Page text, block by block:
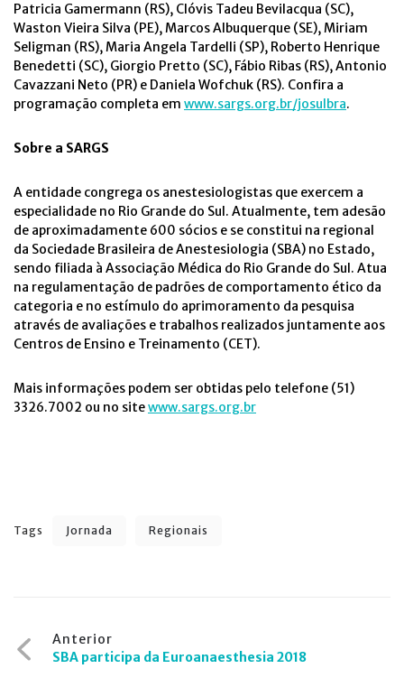
Patricia Gamermann (RS), Clóvis Tadeu Bevilacqua (SC),
Waston Vieira Silva (PE), Marcos Albuquerque (SE), Miriam
Seligman (RS), Maria Angela Tardelli (SP), Roberto Henrique
Benedetti (SC), Giorgio Pretto (SC), Fábio Ribas (RS), Antonio
Cavazzani Neto (PR) e Daniela Wofchuk (RS). Confira a
programação completa em www.sargs.org.br/josulbra.
Sobre a SARGS
A entidade congrega os anestesiologistas que exercem a
especialidade no Rio Grande do Sul. Atualmente, tem adesão
de aproximadamente 600 sócios e se constitui na regional
da Sociedade Brasileira de Anestesiologia (SBA) no Estado,
sendo filiada à Associação Médica do Rio Grande do Sul. Atua
na regulamentação de padrões de comportamento ético da
categoria e no estímulo do aprimoramento da pesquisa
através de avaliações e trabalhos realizados juntamente aos
Centros de Ensino e Treinamento (CET).
Mais informações podem ser obtidas pelo telefone (51)
3326.7002 ou no sitewww.sargs.org.br
Tags Jornada Regionais
Navegação
de
Anterior
SBA participa da Euroanaesthesia 2018